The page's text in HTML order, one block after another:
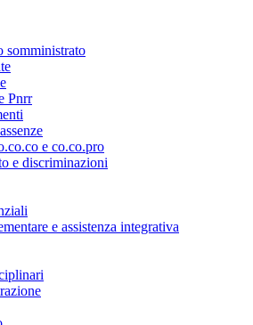
somministrato
Pnrr
e co.co.pro
e discriminazioni
e assistenza integrativa